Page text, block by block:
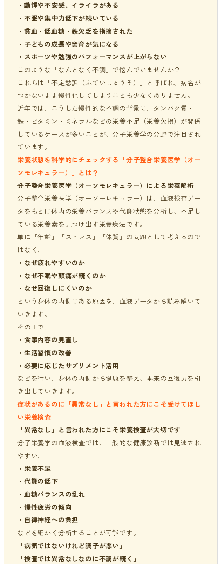
・ 動悸や不安感、イライラがある
・ 不眠や集中力低下が続いている
・ 貧血・低血糖・鉄欠乏を指摘された
・ 子どもの成長や発育が気になる
・ スポーツや勉強のパフォーマンスが上がらない
このような「なんとなく不調」で悩んでいませんか？
これらは「不定愁訴（ふていしゅうそ）」と呼ばれ、病名が
つかないまま慢性化してしまうことも少なくありません。
近年では、こうした慢性的な不調の背景に、タンパク質・
鉄・ビタミン・ミネラルなどの栄養不足（栄養欠損）が関係
しているケースが多いことが、分子栄養学の分野で注目され
ています。
栄養状態を科学的にチェックする「分子整合栄養医学（オー
ソモレキュラー）」とは？
分子整合栄養医学（オーソモレキュラー）による栄養解析
分子整合栄養医学（オーソモレキュラー）は、血液検査デー
タをもとに体内の栄養バランスや代謝状態を分析し、不足し
ている栄養素を見つけ出す栄養療法です。
単に「年齢」「ストレス」「体質」の問題として考えるので
はなく、
・なぜ疲れやすいのか
・なぜ不眠や頭痛が続くのか
・なぜ回復しにくいのか
という身体の内側にある原因を、血液データから読み解いて
いきます。
その上で、
・食事内容の見直し
・生活習慣の改善
・必要に応じたサプリメント活用
などを行い、身体の内側から健康を整え、本来の回復力を引
き出していきます。
症状があるのに「異常なし」と言われた方にこそ受けてほし
い栄養検査
「異常なし」と言われた方にこそ栄養検査が大切です
分子栄養学の血液検査では、一般的な健康診断では見逃され
やすい、
・ 栄養不足
・ 代謝の低下
・ 血糖バランスの乱れ
・ 慢性疲労の傾向
・ 自律神経への負担
などを細かく分析することが可能です。
「病気ではないけれど調子が悪い」
「検査では異常なしなのに不調が続く」